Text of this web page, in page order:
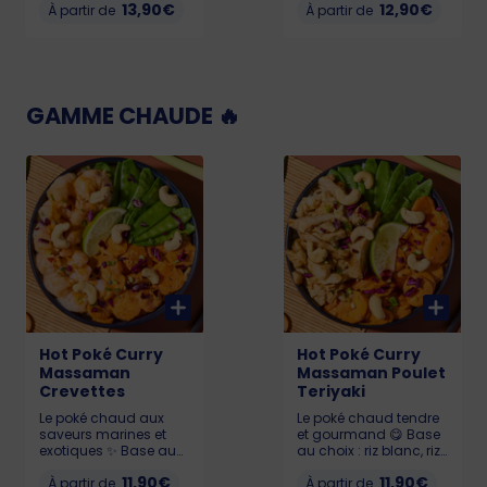
sésame. Pour que
pokawa.fr. Allergènes :
poisson, gluten, soja,
À partir de 13,90€
sésame et cébette
sésame
À partir de 12,90€
GAMME CHAUDE 🔥
Hot Poké Curry
Massaman
Crevettes
Le poké chaud aux
saveurs marines et
exotiques ✨ Base au
ou quinoa🍚. Crevettes
À partir de 11,90€
Hot Poké Curry
Massaman Poulet
Teriyaki
Le poké chaud tendre
et gourmand 😋 Base
au choix : riz blanc, riz
Poulet teriyaki fondant,
À partir de 11,90€